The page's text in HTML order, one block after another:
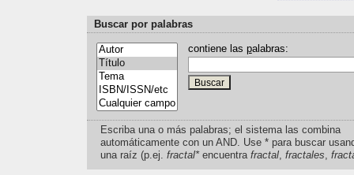
Buscar por palabras
contiene las palabras:
Escriba una o más palabras; el sistema las combina
automáticamente con un AND. Use * para buscar
una raíz (p.ej. fractal*encuentra fractal, fractales